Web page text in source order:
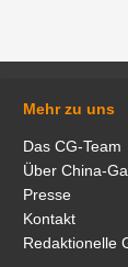
Mehr zu uns
Das CG-Team
Über China-
Presse
Kontakt
Redaktionelle